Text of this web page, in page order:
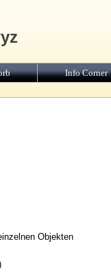
Objekten
Info Corner